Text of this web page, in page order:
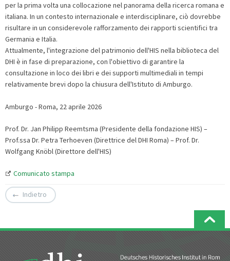
per la prima volta una collocazione nel panorama della ricerca romana e
italiana. In un contesto internazionale e interdisciplinare, ciò dovrebbe
risultare in un considerevole rafforzamento dei rapporti scientifici tra
Germania e Italia.
Attualmente, l'integrazione del patrimonio dell'HIS nella biblioteca del
DHI è in fase di preparazione, con l'obiettivo di garantire la
consultazione in loco dei libri e dei supporti multimediali in tempi
relativamente brevi dopo la chiusura dell'Istituto di Amburgo.
Amburgo - Roma, 22 aprile 2026
Prof. Dr. Jan Philipp Reemtsma (Presidente della fondazione HIS) –
Prof.ssa Dr. Petra Terhoeven (Direttrice del DHI Roma) – Prof. Dr.
Wolfgang Knöbl (Direttore dell'HIS)
Comunicato stampa
Indietro